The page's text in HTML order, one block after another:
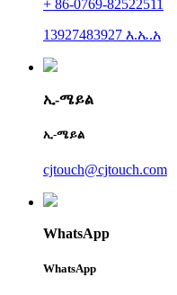
+ 86-0769-82522511
13927483927 እ.ኤ.አ
ኢ-ሜይል
ኢ-ሜይል
cjtouch@cjtouch.com
WhatsApp
WhatsApp